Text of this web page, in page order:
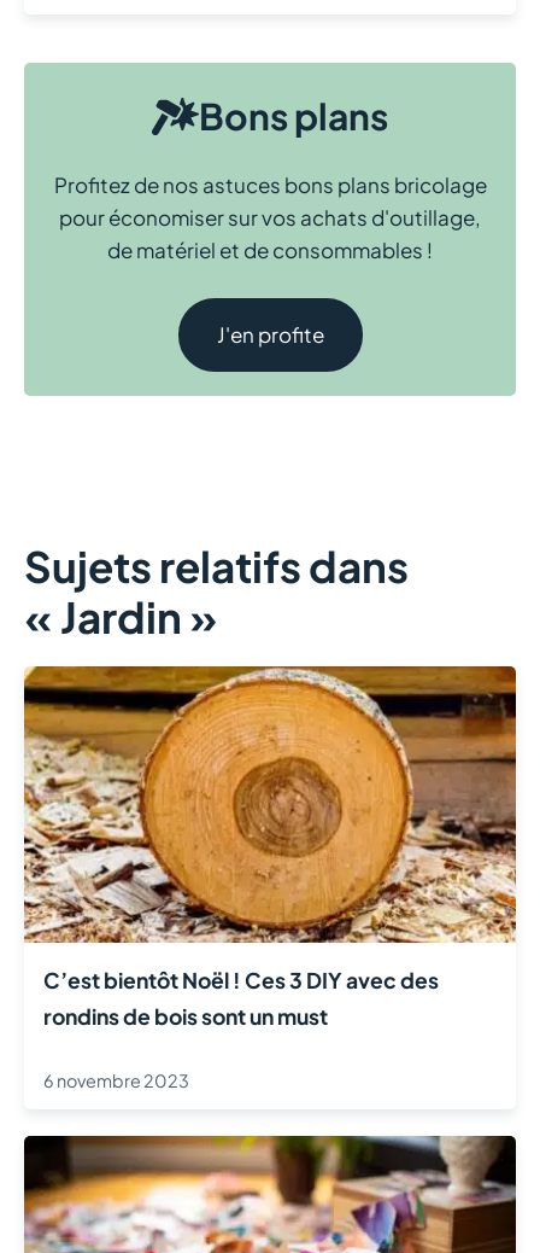
Bons plans
Profitez de nos astuces bons plans bricolage
pour économiser sur vos achats d'outillage,
de matériel et de consommables !
J'en profite
Sujets relatifs dans
« Jardin »
C’est bientôt Noël ! Ces 3 DIY avec des
rondins de bois sont un must
6 novembre 2023